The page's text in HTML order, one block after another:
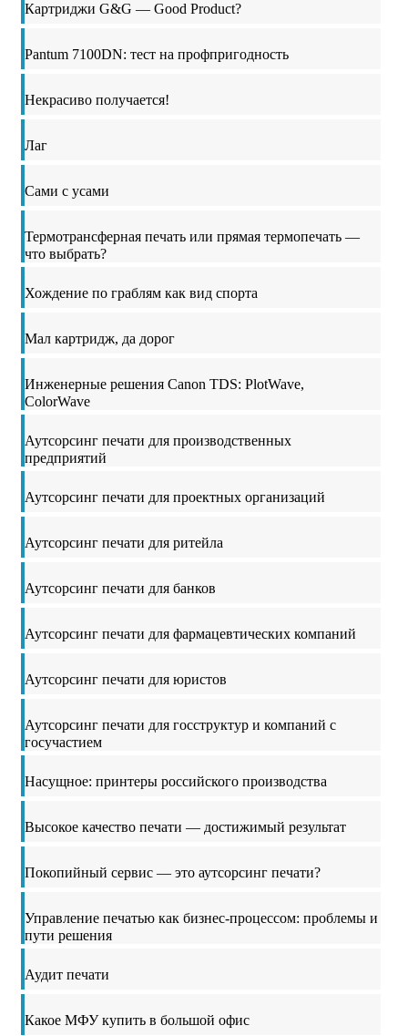
Картриджи G&G — Good Product?
Pantum 7100DN: тест на профпригодность
Некрасиво получается!
Лаг
Сами с усами
Термотрансферная печать или прямая термопечать —
что выбрать?
Хождение по граблям как вид спорта
Мал картридж, да дорог
Инженерные решения Canon TDS: PlotWave,
ColorWave
Аутсорсинг печати для производственных
предприятий
Аутсорсинг печати для проектных организаций
Аутсорсинг печати для ритейла
Аутсорсинг печати для банков
Аутсорсинг печати для фармацевтических компаний
Аутсорсинг печати для юристов
Аутсорсинг печати для госструктур и компаний с
госучастием
Насущное: принтеры российского производства
Высокое качество печати — достижимый результат
Покопийный сервис — это аутсорсинг печати?
Управление печатью как бизнес-процессом: проблемы и
пути решения
Аудит печати
Какое МФУ купить в большой офис